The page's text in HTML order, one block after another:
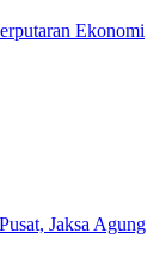
Ekonomi
Jaksa Agung